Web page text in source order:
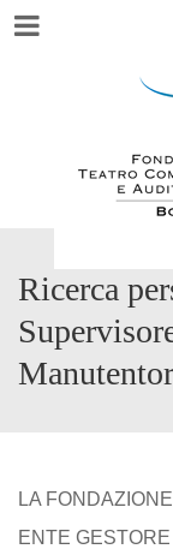
Menu
Ricerca
LA
ENTE